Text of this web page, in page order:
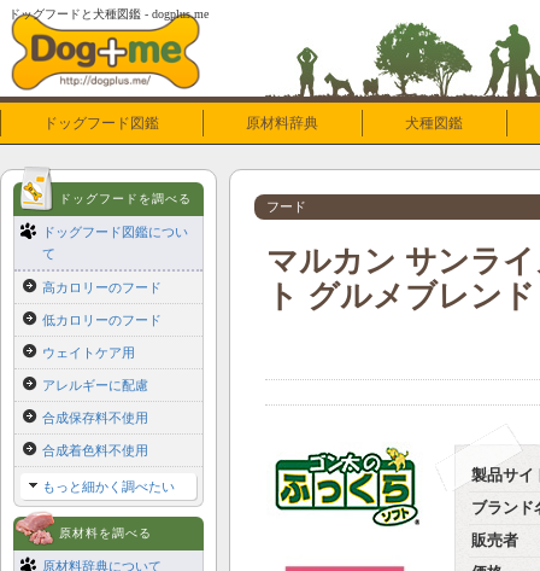
ドッグフードと犬種図鑑 - dogplus.me
ドッグフード図鑑 原材料辞典 犬種図鑑
フード
マルカン サンラ
ト グルメブレン
製品サイ
ブランド
販売者
ドッグフードを調べる
ドッグフード図鑑につい
て
高カロリーのフード
低カロリーのフード
ウェイトケア用
アレルギーに配慮
合成保存料不使用
合成着色料不使用
もっと細かく調べたい
原材料を調べる
原材料辞典について